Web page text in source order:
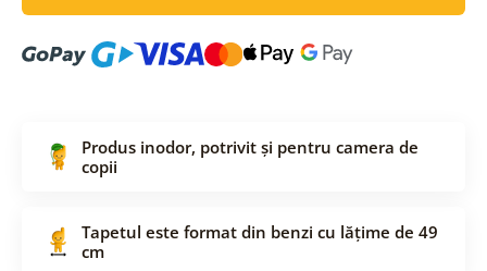
Produs inodor, potrivit și pentru camera de
copii
Tapetul este format din benzi cu lățime de 49
cm